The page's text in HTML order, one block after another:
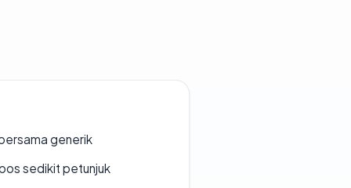
generik
sedikit petunjuk